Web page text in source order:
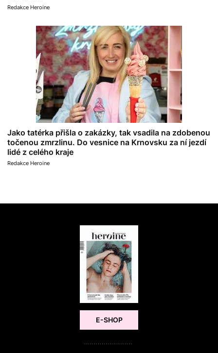
Redakce Heroine
Jako tatérka přišla o zakázky, tak vsadila na zdobenou
točenou zmrzlinu. Do vesnice na Krnovsku za ní jezdí
lidé z celého kraje
Redakce Heroine
E-SHOP